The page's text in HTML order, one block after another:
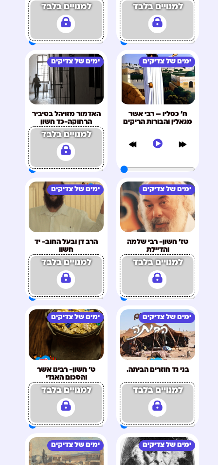
למנויים בלבד למנויים בלבד
ימים של צדיקים
ח' כסליו – רבי אשר
מגאלין והבורות הריקים
ימים של צדיקים
האדמור מזויהל בסיביר
הרחוקה-כד חשון
למנויים בלבד
ימים של צדיקים
טז' חשון- רבי שלמה
והדיילת
למנויים בלבד
ימים של צדיקים
הרב דן ובעל החוב- יד
חשון
למנויים בלבד
ימים של צדיקים
בני גד חוזרים הביתה.
למנויים בלבד
ימים של צדיקים
ט' חשון- רבינו אשר
והסכום האגדי
למנויים בלבד
ימים של צדיקים ימים של צדיקים